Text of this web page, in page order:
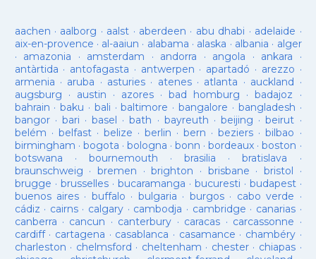
aachen · aalborg · aalst · aberdeen · abu dhabi · adelaide ·
aix-en-provence · al-aaiun · alabama · alaska · albania · alger
· amazonia · amsterdam · andorra · angola · ankara ·
antàrtida · antofagasta · antwerpen · apartadó · arezzo ·
armenia · aruba · asturies· atenes· atlanta · auckland ·
augsburg · austin · azores·bad homburg ·badajoz ·
bahrain ·baku · bali ·baltimore ·bangalore · bangladesh ·
bangor· bari ·basel ·bath · bayreuth ·beijing ·beirut ·
belém · belfast· belize · berlin ·bern ·beziers ·bilbao ·
birmingham · bogota · bologna ·bonn ·bordeaux ·boston ·
botswana · bournemouth ·brasilia ·bratislava ·
braunschweig · bremen ·brighton · brisbane · bristol ·
brugge · brusselles· bucaramanga · bucuresti · budapest·
buenos aires· buffalo · bulgaria · burgos· cabo verde ·
cádiz · cairns· calgary · cambodja · cambridge · canarias·
canberra · cancun · canterbury · caracas · carcassonne ·
cardiff· cartagena · casablanca · casamance · chambéry·
charleston · chelmsford · cheltenham · chester· chiapas ·